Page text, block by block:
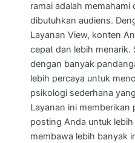
ramai adalah
dibutuhkan audiens.
Layanan View, konten
cepat dan lebih menarik.
dengan banyak
lebih percaya untuk
psikologi sederhana
Layanan ini memberikan
posting Anda untuk
membawa lebih banyak